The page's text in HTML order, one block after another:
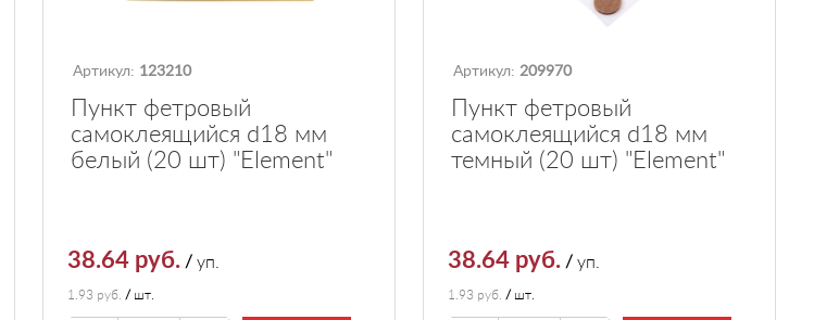
Артикул: 123210
Пункт фетровый
самоклеящийся d18 мм
белый (20 шт) "Element"
38.64 руб./ уп.
1.93 руб. / шт.
Артикул: 209970
Пункт фетровый
самоклеящийся d18 мм
темный (20 шт) "Element"
38.64 руб./ уп.
1.93 руб. / шт.